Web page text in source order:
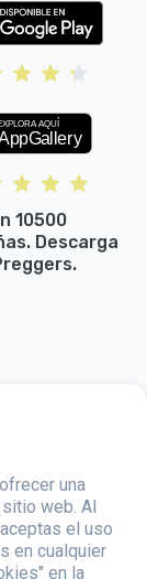
10500
Descarga
Stroller AB en
los futuros y
y
fáciles de
Preggers
una
web. Al
el uso
en cualquier
en la